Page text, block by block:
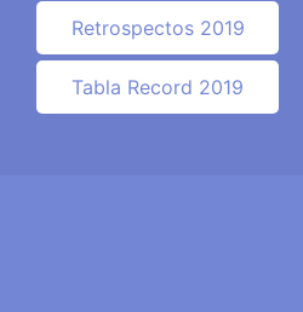
Retrospectos 2019
Tabla Record 2019